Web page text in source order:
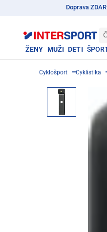
Doprava
ŽENY MUŽI DETI
Cyklošport Cyklistika